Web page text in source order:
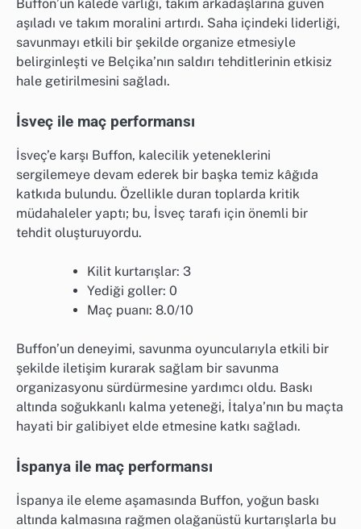
Buffon’un kalede varlığı, takım arkadaşlarına güven
aşıladı ve takım moralini artırdı. Saha içindeki liderliği,
savunmayı etkili bir şekilde organize etmesiyle
belirginleşti ve Belçika’nın saldırı tehditlerinin etkisiz
hale getirilmesini sağladı.
İsveç ile maç performansı
İsveç’e karşı Buffon, kalecilik yeteneklerini
sergilemeye devam ederek bir başka temiz kâğıda
katkıda bulundu. Özellikle duran toplarda kritik
müdahaleler yaptı; bu, İsveç tarafı için önemli bir
tehdit oluşturuyordu.
Kilit kurtarışlar: 3
Yediği goller: 0
Maç puanı: 8.0/10
Buffon’un deneyimi, savunma oyuncularıyla etkili bir
şekilde iletişim kurarak sağlam bir savunma
organizasyonu sürdürmesine yardımcı oldu. Baskı
altında soğukkanlı kalma yeteneği, İtalya’nın bu maçta
hayati bir galibiyet elde etmesine katkı sağladı.
İspanya ile maç performansı
İspanya ile eleme aşamasında Buffon, yoğun baskı
altında kalmasına rağmen olağanüstü kurtarışlarla bu